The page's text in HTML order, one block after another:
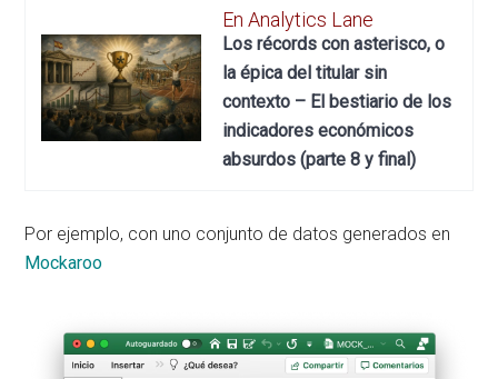
En Analytics Lane
Los récords con asterisco, o
la épica del titular sin
contexto – El bestiario de los
indicadores económicos
absurdos (parte 8 y final)
Por ejemplo, con uno conjunto de datos generados en
Mockaroo